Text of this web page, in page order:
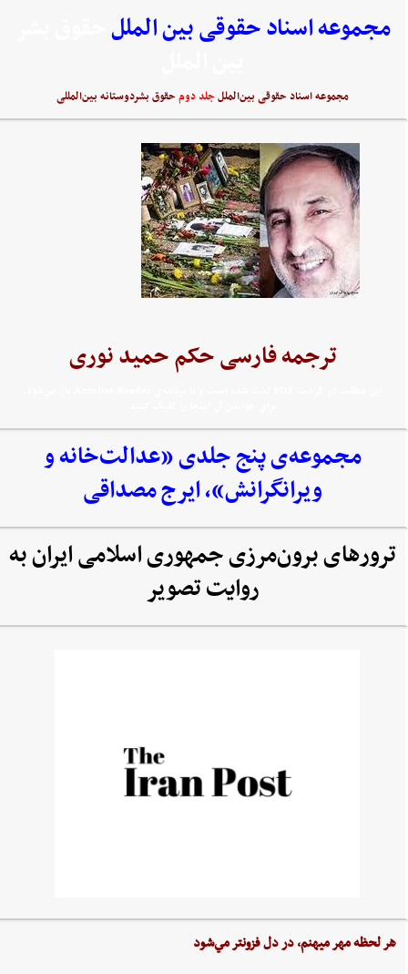
مجموعه اسناد حقوقی بین الملل
مجموعه اسناد حقوقی بین‌المللجلد دومحقوق بشردوستانه بین‌المللی
ترجمه فارسی حکم حمید نوری
مجموعه‌‌ی پنج جلدی «عدالت‌خانه و
ویرانگرانش»، ایرج مصداقی
ترورهای برون‌مرزی جمهوری اسلامی ایران به
روایت تصویر
هر لحظه‌ مهر ميهنم،‌ در دل‌ فزونتر مي‌شود